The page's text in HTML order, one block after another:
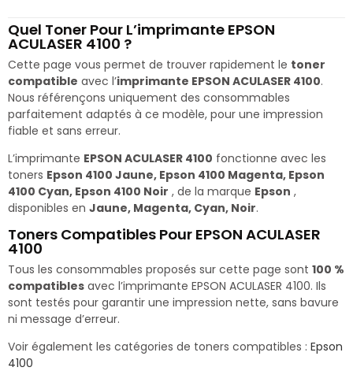
Quel Toner Pour L’imprimante EPSON
ACULASER 4100 ?
Cette page vous permet de trouver rapidement le toner
compatible avec l’imprimante EPSON ACULASER 4100.
Nous référençons uniquement des consommables
parfaitement adaptés à ce modèle, pour une impression
fiable et sans erreur.
L’imprimante EPSON ACULASER 4100 fonctionne avec les
toners Epson 4100 Jaune, Epson 4100 Magenta, Epson
4100 Cyan, Epson 4100 Noir , de la marque Epson ,
disponibles en Jaune, Magenta, Cyan, Noir.
Toners Compatibles Pour EPSON ACULASER
4100
Tous les consommables proposés sur cette page sont 100 %
compatibles avec l’imprimante EPSON ACULASER 4100. Ils
sont testés pour garantir une impression nette, sans bavure
ni message d’erreur.
Voir également les catégories de toners compatibles : Epson
4100